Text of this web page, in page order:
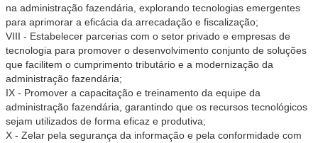
na administração fazendária, explorando tecnologias emergentes
para aprimorar a eficácia da arrecadação e fiscalização;
VIII - Estabelecer parcerias com o setor privado e empresas de
tecnologia para promover o desenvolvimento conjunto de soluções
que facilitem o cumprimento tributário e a modernização da
administração fazendária;
IX - Promover a capacitação e treinamento da equipe da
administração fazendária, garantindo que os recursos tecnológicos
sejam utilizados de forma eficaz e produtiva;
X - Zelar pela segurança da informação e pela conformidade com